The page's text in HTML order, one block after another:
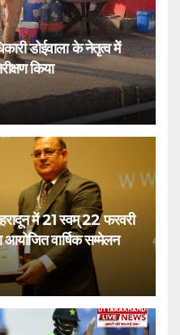
डोईवाला के नेतृत्व में
किया
में 21 स्वम् 22 फरवरी
आयोजित वार्षिक सम्मेलन